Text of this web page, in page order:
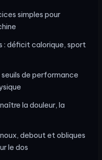
simples pour
: déficit calorique, sport
de performance
la douleur, la
debout et obliques
le dos